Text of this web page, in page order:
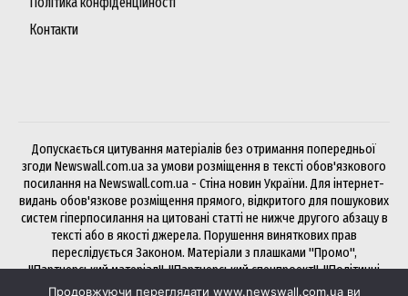
Контакти
Допускається цитування матеріалів без отримання попередньої
згоди Newswall.com.ua за умови розміщення в тексті обов'язкового
посилання на Newswall.com.ua - Стіна новин України. Для інтернет-
видань обов'язкове розміщення прямого, відкритого для пошукових
систем гіперпосилання на цитовані статті не нижче другого абзацу в
тексті або в якості джерела. Порушення виняткових прав
переслідується Законом. Матеріали з плашками "Промо",
"Партнерський матеріал", "Партнерський спецпроект", "Політичні
новини", "Прес-реліз", "PR", "Офіційно" публікуються на правах
Продовжуючи переглядати www.newswall.com.ua ви